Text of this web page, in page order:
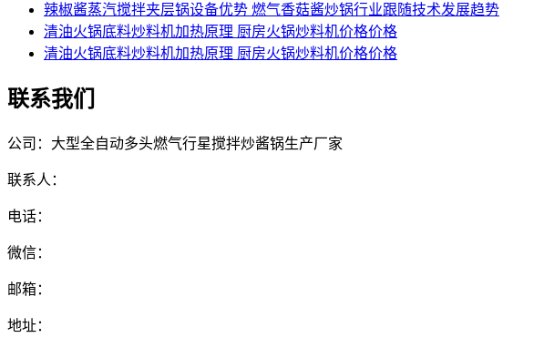
辣椒酱蒸汽搅拌夹层锅设备优势 燃气香菇酱炒锅行业跟随技术发展趋势
清油火锅底料炒料机加热原理 厨房火锅炒料机价格价格
清油火锅底料炒料机加热原理 厨房火锅炒料机价格价格
联系我们
公司：大型全自动多头燃气行星搅拌炒酱锅生产厂家
联系人：
电话：
微信：
邮箱：
地址：